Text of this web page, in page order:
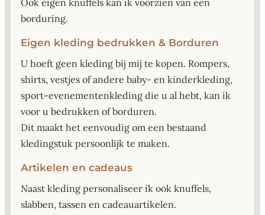
borduring.
Eigen kleding bedrukken & Borduren
U hoeft geen kleding bij mij te kopen. Rompers,
shirts, vestjes of andere baby- en kinderkleding,
sport-evenementenkleding die u al hebt, kan ik
voor u bedrukken of borduren.
Dit maakt het eenvoudig om een bestaand
kledingstuk persoonlijk te maken.
Artikelen en cadeaus
Naast kleding personaliseer ik ook knuffels,
slabben, tassen en cadeauartikelen.